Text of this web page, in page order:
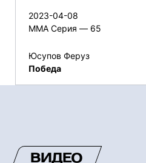
2023-04-08
ММА Серия — 65
Юсупов Феруз
Победа
ВИДЕО